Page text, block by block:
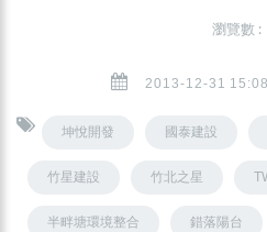
瀏覽數
2013-12-31 15:08
坤悅開發 國泰建設
竹星建設 竹北之星
半畔塘環境整合 錯落陽台